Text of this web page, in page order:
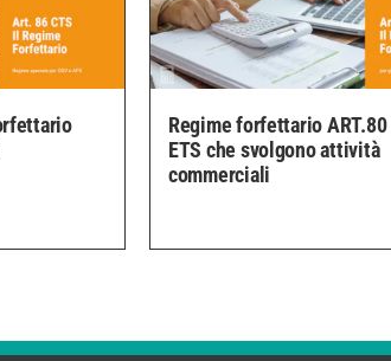
Regime forfettario
ETS che svolgono attività
commerciali